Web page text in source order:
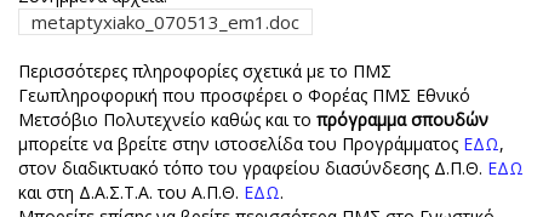
metaptyxiako_070513_em1.doc
Περισσότερες πληροφορίες σχετικά με το ΠΜΣ
Γεωπληροφορική που προσφέρει ο Φορέας ΠΜΣ Εθνικό
Μετσόβιο Πολυτεχνείο καθώς και το πρόγραμμα σπουδών
μπορείτε να βρείτε στην ιστοσελίδα του Προγράμματος ΕΔΩ,
στον διαδικτυακό τόπο του γραφείου διασύνδεσης Δ.Π.Θ. ΕΔΩ
και στη Δ.Α.Σ.Τ.Α. του Α.Π.Θ. ΕΔΩ.